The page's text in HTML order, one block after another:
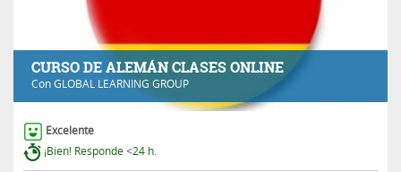
CURSO DE ALEMÁN CLASES ONLINE
ConGLOBAL LEARNING GROUP
Excelente
¡Bien! Responde <24 h.